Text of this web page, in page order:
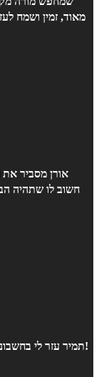
מאוד, זמין ושמח
אורן מסביר את
חשוב לו שתהיה
תמיר עזר לי בחשבונאות ב אחלה של מורה! יודע ללמד..סבלני..ממליץ!